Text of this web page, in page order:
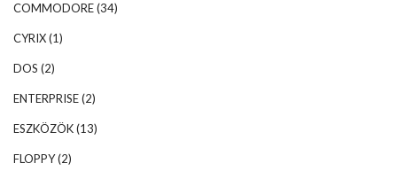
COMMODORE(34)
CYRIX(1)
DOS (2)
ENTERPRISE(2)
ESZKÖZÖK(13)
FLOPPY(2)